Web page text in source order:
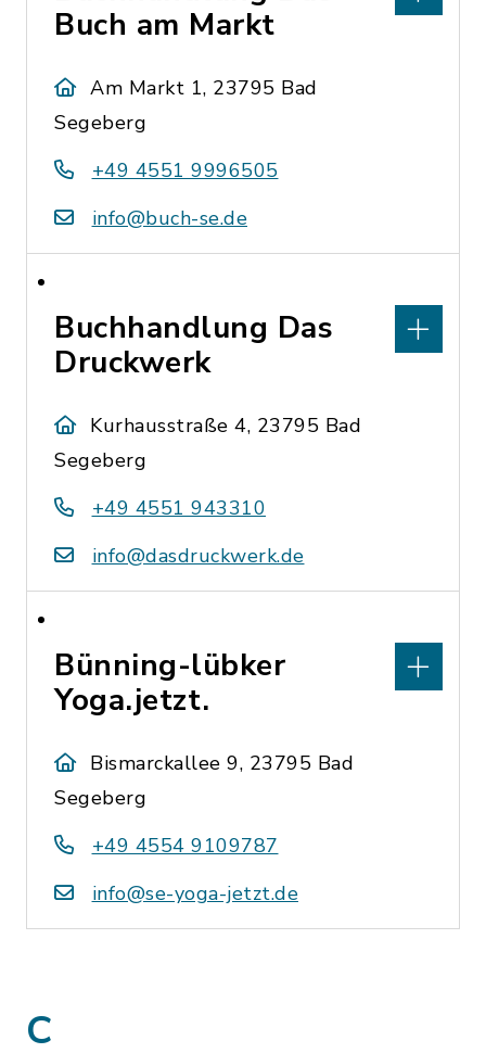
Buch am Markt
Am Markt 1, 23795 Bad
Segeberg
+49 4551 9996505
info@buch-se.de
Buchhandlung Das
Druckwerk
Kurhausstraße 4, 23795 Bad
Segeberg
+49 4551 943310
info@dasdruckwerk.de
Bünning-lübker
Yoga.jetzt.
Bismarckallee 9, 23795 Bad
Segeberg
+49 4554 9109787
info@se-yoga-jetzt.de
C